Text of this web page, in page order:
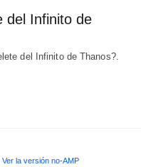
del Infinito de
del Infinito de Thanos?.
Ver la versión no-AMP